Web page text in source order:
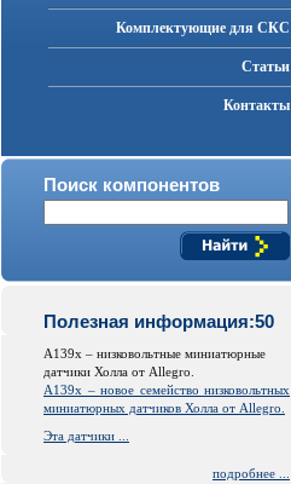
Комплектующие для СКС
Статьи
Контакты
Поиск компонентов
Полезная информация:50
A139x – низковольтные миниатюрные
датчики Холла от Allegro.
A139x – новое семейство низковольтных
миниатюрных датчиков Холла от Allegro.
Эта датчики ...
подробнее ...